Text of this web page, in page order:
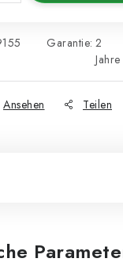
Garantie: 2
Jahre
Ansehen Teilen